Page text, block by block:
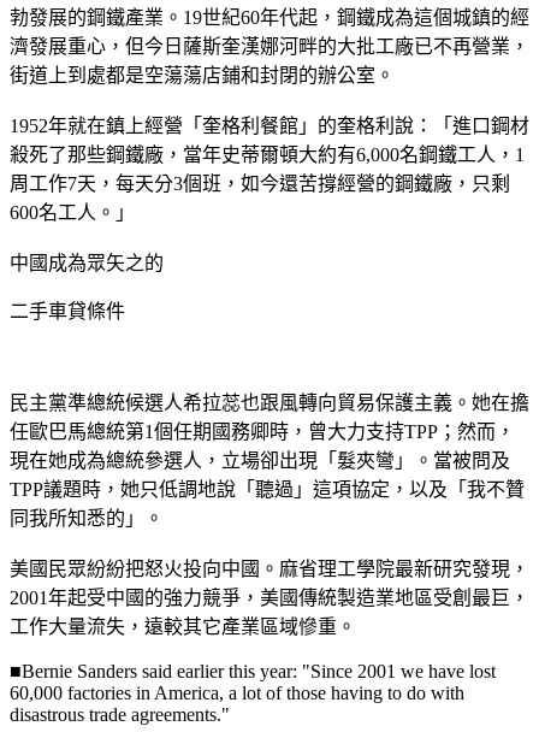
勃發展的鋼鐵產業。19世紀60年代起，鋼鐵成為這個城鎮的經
濟發展重心，但今日薩斯奎漢娜河畔的大批工廠已不再營業，
街道上到處都是空蕩蕩店鋪和封閉的辦公室。
1952年就在鎮上經營「奎格利餐館」的奎格利說：「進口鋼材
殺死了那些鋼鐵廠，當年史蒂爾頓大約有6,000名鋼鐵工人，1
周工作7天，每天分3個班，如今還苦撐經營的鋼鐵廠，只剩
600名工人。」
中國成為眾矢之的
二手車貸條件
民主黨準總統候選人希拉蕊也跟風轉向貿易保護主義。她在擔
任歐巴馬總統第1個任期國務卿時，曾大力支持TPP；然而，
現在她成為總統參選人，立場卻出現「髮夾彎」。當被問及
TPP議題時，她只低調地說「聽過」這項協定，以及「我不贊
同我所知悉的」。
美國民眾紛紛把怒火投向中國。麻省理工學院最新研究發現，
2001年起受中國的強力競爭，美國傳統製造業地區受創最巨，
工作大量流失，遠較其它產業區域慘重。
■Bernie Sanders said earlier this year: "Since 2001 we have lost
60,000 factories in America, a lot of those having to do with
disastrous trade agreements."